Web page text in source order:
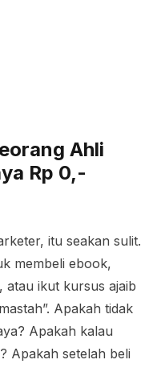
Ahli
Rp 0,-
itu seakan sulit.
membeli ebook,
atau ikut kursus ajaib
Apakah tidak
Apakah kalau
Apakah setelah beli